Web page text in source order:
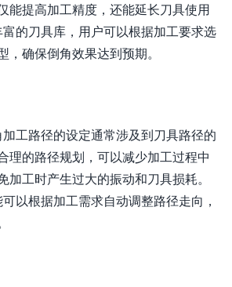
能提高加工精度，还能延长刀具使用
的刀具库，用户可以根据加工要求选
，确保倒角效果达到预期。
工路径的设定通常涉及到刀具路径的
理的路径规划，可以减少加工过程中
加工时产生过大的振动和刀具损耗。
以根据加工需求自动调整路径走向，